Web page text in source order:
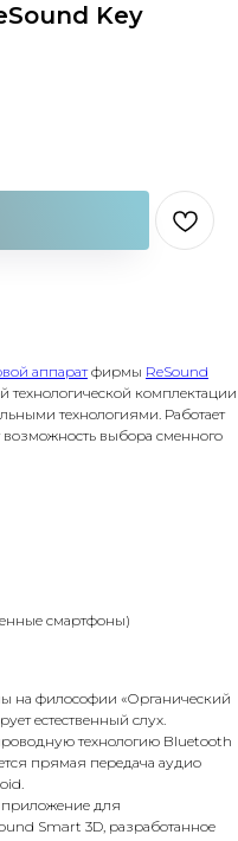
Key
аппаратфирмы ReSound
комплектации
технологиями. Работает
выбора сменного
смартфоны)
на философии «Органический
естественный слух.
технологию Bluetooth
прямая передача аудио
приложение для
Smart 3D, разработанное